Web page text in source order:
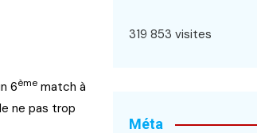
6ème match à
ne pas trop
319 853 visites
Méta